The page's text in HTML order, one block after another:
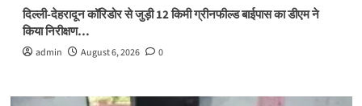
दिल्ली-देहरादून कॉरिडोर से जुड़ी 12 किमी ग्रीनफील्ड बाईपास का डीएम ने
किया निरीक्षण…
admin August 6, 2026 0